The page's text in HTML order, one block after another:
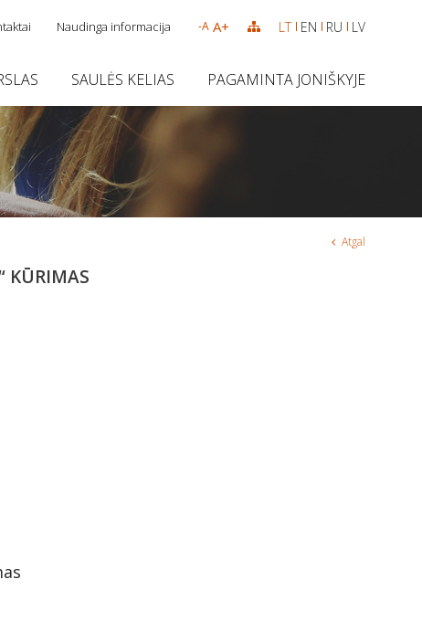
Naudinga informacija -A A+ LT EN RU LV
SAULĖS KELIAS PAGAMINTA JONIŠKYJE
Atgal
KŪRIMAS